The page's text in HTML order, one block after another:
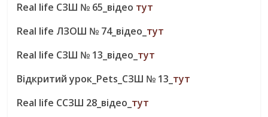
Real life СЗШ № 65_відео тут
Real life ЛЗОШ № 74_відео_ тут
Real life СЗШ № 13_відео_ тут
Відкритий урок_Pets_СЗШ № 13_ тут
Real life CCЗШ 28_відео_ тут